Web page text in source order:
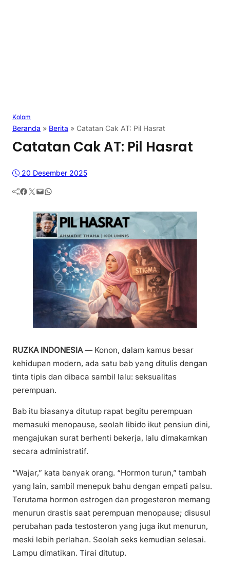
Kolom
Beranda » Berita » Catatan Cak AT: Pil Hasrat
Catatan Cak AT: Pil Hasrat
20 Desember 2025
Facebook Twitter Mail WhatsApp
RUZKA INDONESIA— Konon, dalam kamus besar
kehidupan modern, ada satu bab yang ditulis dengan
tinta tipis dan dibaca sambil lalu: seksualitas
perempuan.
Bab itu biasanya ditutup rapat begitu perempuan
memasuki menopause, seolah libido ikut pensiun dini,
mengajukan surat berhenti bekerja, lalu dimakamkan
secara administratif.
“Wajar,” kata banyak orang. “Hormon turun,” tambah
yang lain, sambil menepuk bahu dengan empati palsu.
Terutama hormon estrogen dan progesteron memang
menurun drastis saat perempuan menopause; disusul
perubahan pada testosteron yang juga ikut menurun,
meski lebih perlahan. Seolah seks kemudian selesai.
Lampu dimatikan. Tirai ditutup.